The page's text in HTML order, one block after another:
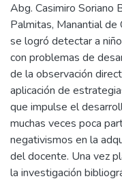
Abg. Casimiro Soriano
Palmitas, Manantial de
se logró detectar a
con problemas de
de la observación
aplicación de
que impulse el
muchas veces poca
negativismos en la
del docente. Una vez
la investigación